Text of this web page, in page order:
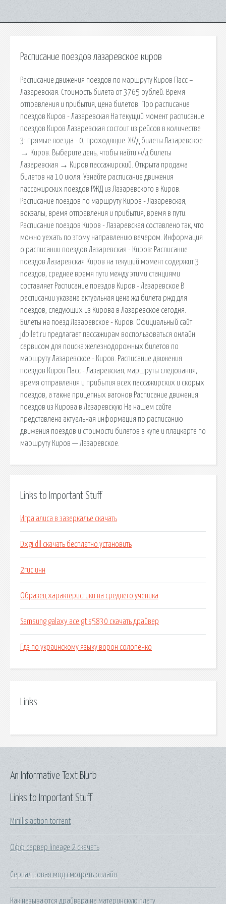
Расписание поездов лазаревское киров
Расписание движения поездов по маршруту Киров Пасс –
Лазаревская. Стоимость билета от 3765 рублей. Время
отправления и прибытия, цена билетов. Про расписание
поездов Киров - Лазаревская На текущий момент расписание
поездов Киров Лазаревская состоит из рейсов в количестве
3: прямые поезда - 0, проходящие. Ж/д билеты Лазаревское
→ Киров. Выберите день, чтобы найти ж/д билеты
Лазаревская → Киров пассажирский. Открыта продажа
билетов на 10 июля. Узнайте расписание движения
пассажирских поездов РЖД из Лазаревского в Киров.
Расписание поездов по маршруту Киров - Лазаревская,
вокзалы, время отправления и прибытия, время в пути.
Расписание поездов Киров - Лазаревская составлено так, что
можно уехать по этому направлению вечером. Информация
о расписании поездов Лазаревская - Киров: Расписание
поездов Лазаревская Киров на текущий момент содержит 3
поездов, среднее время пути между этими станциями
составляет Расписание поездов Киров - Лазаревское В
расписании указана актуальная цена жд билета ржд для
поездов, следующих из Кирова в Лазаревское сегодня.
Билеты на поезд Лазаревское - Киров. Официальный сайт
jdbilet.ru предлагает пассажирам воспользоваться онлайн
сервисом для поиска железнодорожных билетов по
маршруту Лазаревское - Киров. Расписание движения
поездов Киров Пасс - Лазаревская, маршруты следования,
время отправления и прибытия всех пассажирских и скорых
поездов, а также прицепных вагонов Расписание движения
поездов из Кирова в Лазаревскую На нашем сайте
представлена актуальная информация по расписанию
движения поездов и стоимости билетов в купе и плацкарте по
маршруту Киров — Лазаревское.
Links to Important Stuff
Игра алиса в зазеркалье скачать
Dxgi dll скачать бесплатно установить
2гис инн
Образец характеристики на среднего ученика
Samsung galaxy ace gt s5830 скачать драйвер
Гдз по украинскому языку ворон солопенко
Links
Links to Important Stuff
Mirillis action torrent
Офф сервер lineage 2 скачать
Сериал новая мод смотреть онлайн
Как называются драйвера на материнскую плату
An Informative Text Blurb